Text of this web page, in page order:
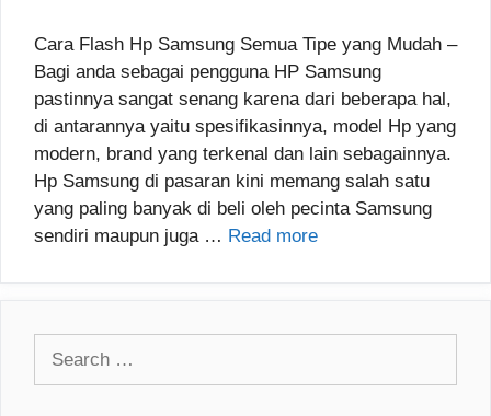
Cara Flash Hp Samsung Semua Tipe yang Mudah –
Bagi anda sebagai pengguna HP Samsung
pastinnya sangat senang karena dari beberapa hal,
di antarannya yaitu spesifikasinnya, model Hp yang
modern, brand yang terkenal dan lain sebagainnya.
Hp Samsung di pasaran kini memang salah satu
yang paling banyak di beli oleh pecinta Samsung
sendiri maupun juga … Read more